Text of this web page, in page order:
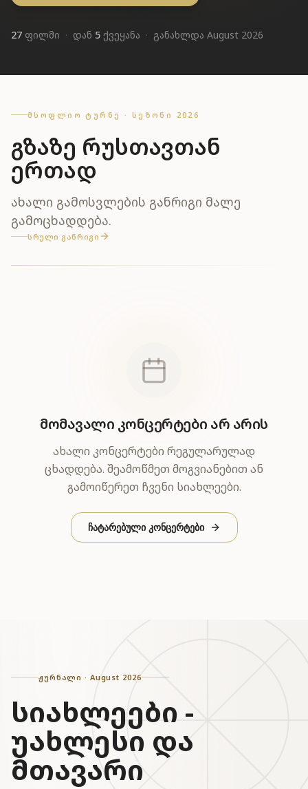
27 ფილმი · დან 5 ქვეყანა · განახლდა August 2026
ᲛᲡᲝᲤᲚᲘᲝ ᲢᲣᲠᲜᲔ · ᲡᲔᲖᲝᲜᲘ 2026
გზაზე რუსთავთან
ერთად
ახალი გამოსვლების განრიგი მალე
გამოცხადდება.
ᲡᲠᲣᲚᲘ ᲒᲐᲜᲠᲘᲒᲘ
მომავალი კონცერტები არ არის
ახალი კონცერტები რეგულარულად
ცხადდება. შეამოწმეთ მოგვიანებით ან
გამოიწერეთ ჩვენი სიახლეები.
ჩატარებული კონცერტები
ჟურნალი · August 2026
სიახლეები -
უახლესი და
მთავარი